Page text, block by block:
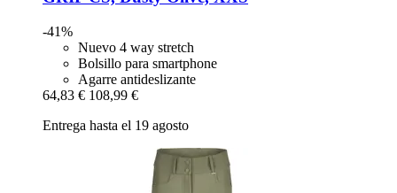
-41%
Nuevo 4 way stretch
Bolsillo para smartphone
Agarre antideslizante
64,83 € 108,99 €
Entrega hasta el 19 agosto